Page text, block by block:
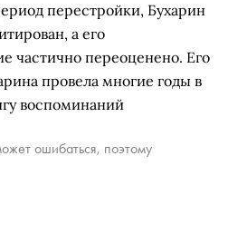
перестройки, Бухарин
а его
частично переоценено. Его
провела многие годы в
воспоминаний
ошибаться, поэтому